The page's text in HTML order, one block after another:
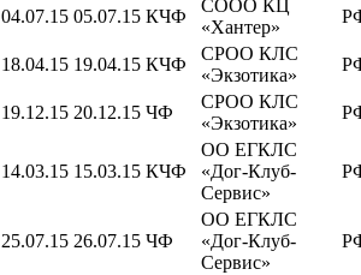
04.07.15 05.07.15 КЧФ
СООО КЦ
«Хантер»
18.04.15 19.04.15 КЧФ
СРОО КЛС
«Экзотика»
19.12.15 20.12.15 ЧФ
СРОО КЛС
«Экзотика»
14.03.15 15.03.15 КЧФ
ОО ЕГКЛС
«Дог-Клуб-
Сервис»
25.07.15 26.07.15 ЧФ
ОО ЕГКЛС
«Дог-Клуб-
Сервис»